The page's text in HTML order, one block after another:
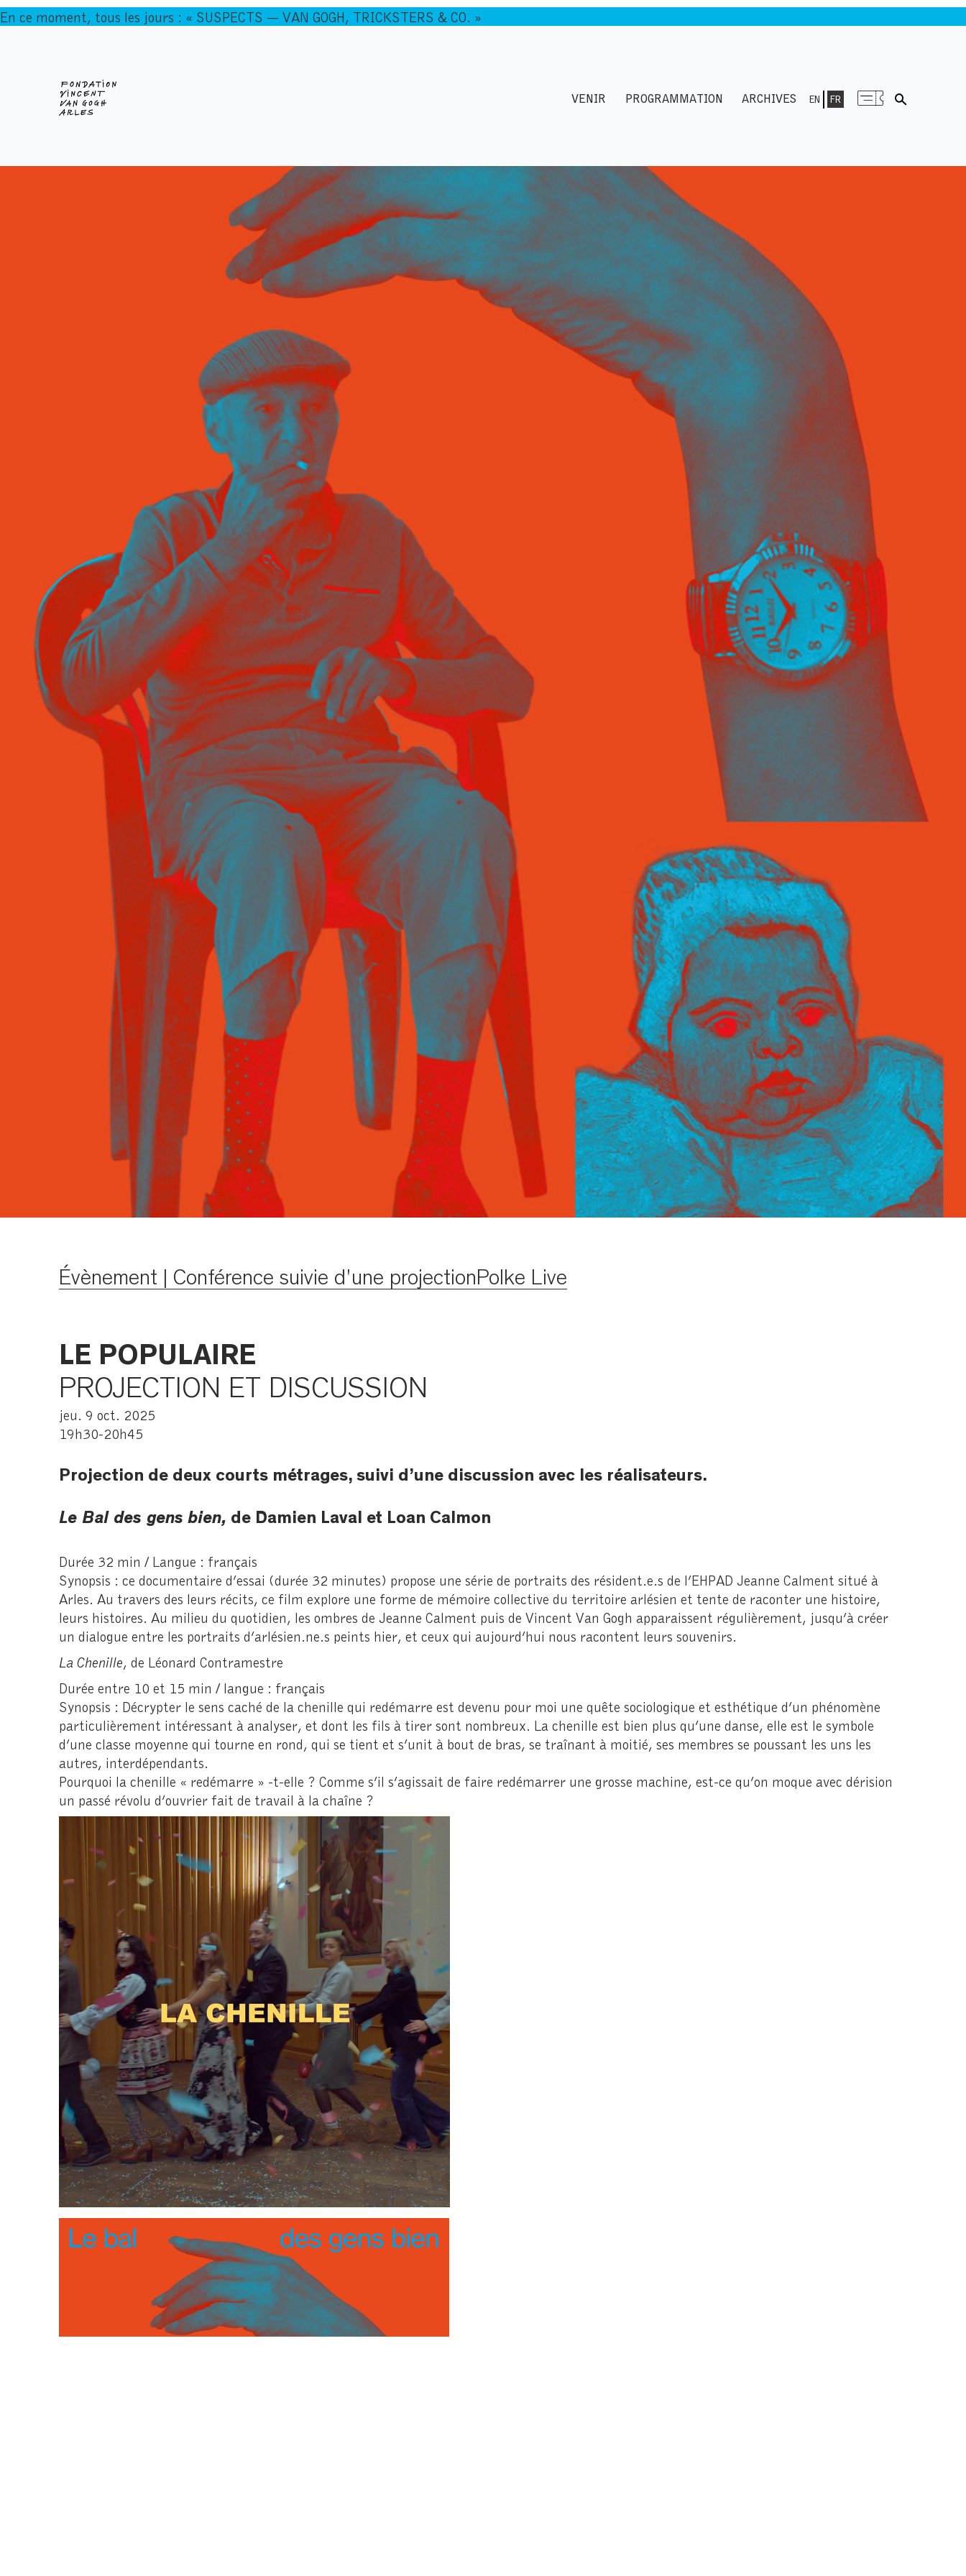
En ce moment, tous les jours : « SUSPECTS — VAN GOGH, TRICKSTERS & CO. »
VENIR PROGRAMMATION ARCHIVES EN FR
Évènement | Conférence suivie d'une projectionPolke Live
LE POPULAIRE
PROJECTION ET DISCUSSION
jeu. 9 oct. 2025
19h30-20h45
Projection de deux courts métrages, suivi d’une discussion avec les réalisateurs.
Le Bal des gens bien, de Damien Laval et Loan Calmon
Durée 32 min / Langue : français
Synopsis : ce documentaire d’essai (durée 32 minutes) propose une série de portraits des résident.e.s de l’EHPAD Jeanne Calment situé à
Arles. Au travers des leurs récits, ce film explore une forme de mémoire collective du territoire arlésien et tente de raconter une histoire,
leurs histoires. Au milieu du quotidien, les ombres de Jeanne Calment puis de Vincent Van Gogh apparaissent régulièrement, jusqu’à créer
un dialogue entre les portraits d’arlésien.ne.s peints hier, et ceux qui aujourd’hui nous racontent leurs souvenirs.
La Chenille, de Léonard Contramestre
Durée entre 10 et 15 min / langue : français
Synopsis : Décrypter le sens caché de la chenille qui redémarre est devenu pour moi une quête sociologique et esthétique d’un phénomène
particulièrement intéressant à analyser, et dont les fils à tirer sont nombreux. La chenille est bien plus qu’une danse, elle est le symbole
d’une classe moyenne qui tourne en rond, qui se tient et s’unit à bout de bras, se traînant à moitié, ses membres se poussant les uns les
autres, interdépendants.
Pourquoi la chenille « redémarre » -t-elle ? Comme s’il s’agissait de faire redémarrer une grosse machine, est-ce qu’on moque avec dérision
un passé révolu d’ouvrier fait de travail à la chaîne ?